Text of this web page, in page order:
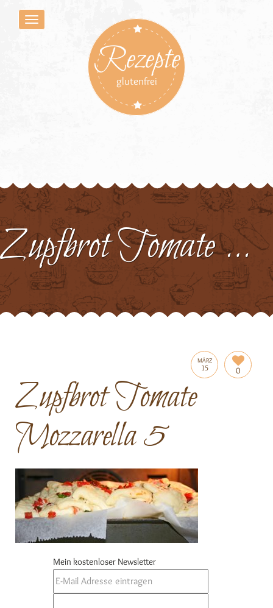
Rezepte
glutenfrei
Zupfbrot Tomate Mozzarella 5
MÄRZ
15 0
Zupfbrot Tomate
Mozzarella 5
Mein kostenloser Newsletter